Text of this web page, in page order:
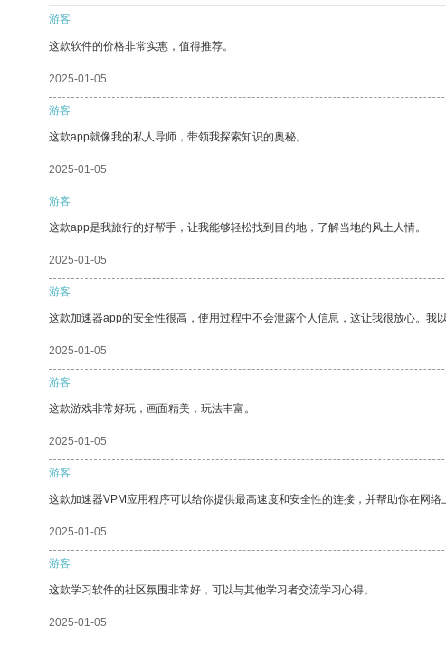
游客
这款软件的价格非常实惠，值得推荐。
2025-01-05
游客
这款app就像我的私人导师，带领我探索知识的奥秘。
2025-01-05
游客
这款app是我旅行的好帮手，让我能够轻松找到目的地，了解当地的风土人情。
2025-01-05
游客
这款加速器app的安全性很高，使用过程中不会泄露个人信息，这让我很放心。我
2025-01-05
游客
这款游戏非常好玩，画面精美，玩法丰富。
2025-01-05
游客
这款加速器VPM应用程序可以给你提供最高速度和安全性的连接，并帮助你在网络
2025-01-05
游客
这款学习软件的社区氛围非常好，可以与其他学习者交流学习心得。
2025-01-05